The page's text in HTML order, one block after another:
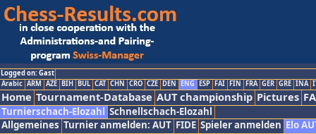
Logged on: Gast
Arabic ARM AZE BIH BUL CAT CHN CRO CZE DEN ENG ESP FAI FIN FRA GER GRE INA
Home Tournament-Database AUT championship Pictures
Turnierschach-Elozahl Schnellschach-Elozahl
Allgemeines Turnier anmelden: AUT FIDE Spieler anmelden Elo